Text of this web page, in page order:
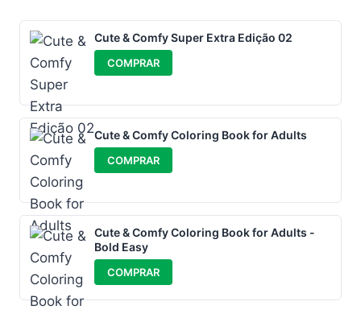
Cute & Comfy Super Extra Edição 02
COMPRAR
Cute & Comfy Coloring Book for Adults
COMPRAR
Cute & Comfy Coloring Book for Adults -
Bold Easy
COMPRAR